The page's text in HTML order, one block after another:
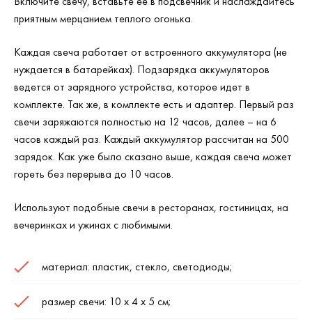
приятным мерцанием теплого огонька.
Каждая свеча работает от встроенного аккумулятора (не
нуждается в батарейках). Подзарядка аккумуляторов
ведется от зарядного устройства, которое идет в
комплекте. Так же, в комплекте есть и адаптер. Первый раз
свечи заряжаются полностью на 12 часов, далее – на 6
часов каждый раз. Каждый аккумулятор рассчитан на 500
зарядок. Как уже было сказано выше, каждая свеча может
гореть без перерыва до 10 часов.
Используют подобные свечи в ресторанах, гостиницах, на
вечеринках и ужинах с любимыми.
материал: пластик, стекло, светодиоды;
размер свечи: 10 х 4 х 5 см;